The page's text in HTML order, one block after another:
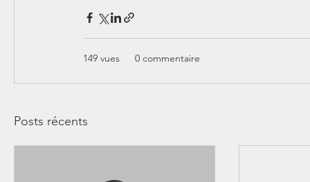
149 vues 0 commentaire
Posts récents